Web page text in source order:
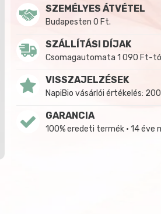
SZEMÉLYES ÁTVÉTEL
Budapesten 0 Ft.
SZÁLLÍTÁSI DÍJAK
Csomagautomata 1 090 Ft-
VISSZAJELZÉSEK
NapiBio vásárlói értékelés:
GARANCIA
100% eredeti termék • 14 éve